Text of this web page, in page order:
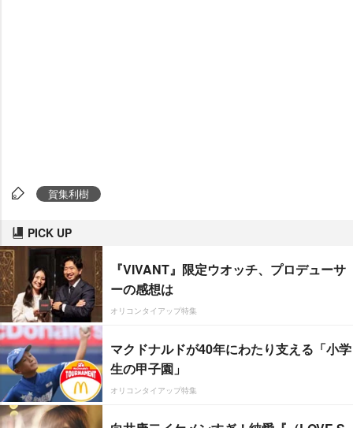
賀集利樹
PICK UP
『VIVANT』限定ウオッチ、プロデューサ
ーの感想は
オリコンタイアップ特集
マクドナルドが40年にわたり支える「小学
生の甲子園」
オリコンタイアップ特集